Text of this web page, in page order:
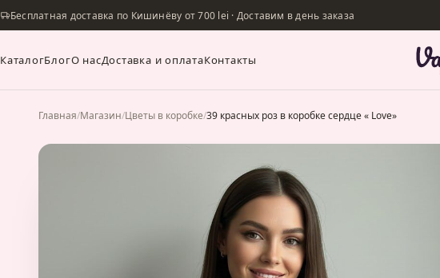
Бесплатная доставка по Кишинёву от 700 lei · Доставим в день заказа
КаталогБлогО насДоставка и оплатаКонтакты
Главная/Магазин/Цветы в коробке/39 красных роз в коробке сердце « Love»